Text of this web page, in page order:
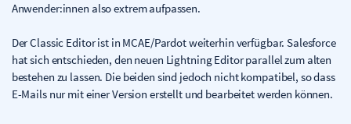
Anwender:innen also extrem aufpassen.
Der Classic Editor ist in MCAE/Pardot weiterhin verfügbar. Salesforce
hat sich entschieden, den neuen Lightning Editor parallel zum alten
bestehen zu lassen. Die beiden sind jedoch nicht kompatibel, so dass
E-Mails nur mit einer Version erstellt und bearbeitet werden können.